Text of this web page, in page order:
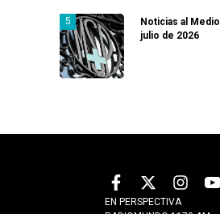
Noticias al
julio de 2026
EN PERSPECTIVA